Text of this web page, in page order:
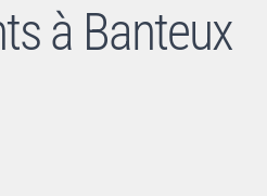
à Banteux